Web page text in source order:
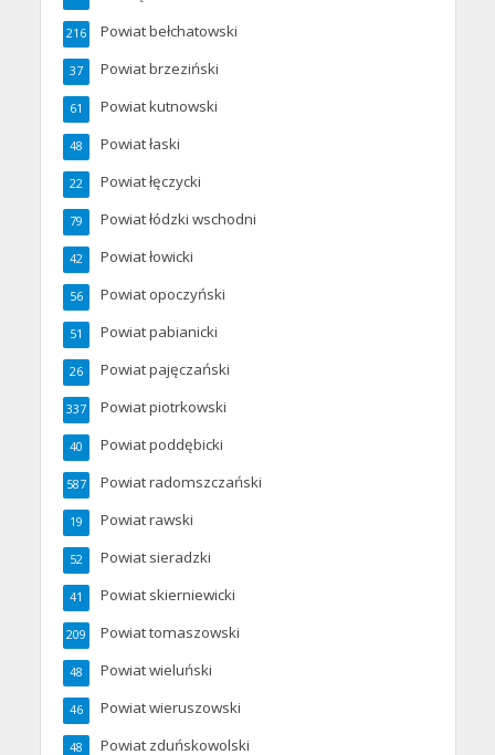
Powiat bełchatowski
216
Powiat brzeziński
37
Powiat kutnowski
61
Powiat łaski
48
Powiat łęczycki
22
Powiat łódzki wschodni
79
Powiat łowicki
42
Powiat opoczyński
56
Powiat pabianicki
51
Powiat pajęczański
26
Powiat piotrkowski
337
Powiat poddębicki
40
Powiat radomszczański
587
Powiat rawski
19
Powiat sieradzki
52
Powiat skierniewicki
41
Powiat tomaszowski
209
Powiat wieluński
48
Powiat wieruszowski
46
Powiat zduńskowolski
48